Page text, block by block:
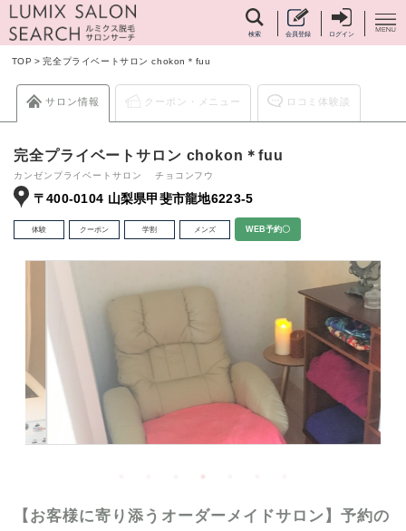
検索 会員登録 ログイン
TOP >完全プライベートサロン chokon＊fuu
サロン情報 クーポン・メニュー ロコミ体験談
完全プライベートサロン chokon＊fuu
カンゼンプライベートサロン チョコンフウ
〒400-0104 山梨県甲斐市龍地6223-5
体験 クーポン 学割 メンズ WEB予約〇
【お客様に寄り添うオーダーメイドサロン】予約の